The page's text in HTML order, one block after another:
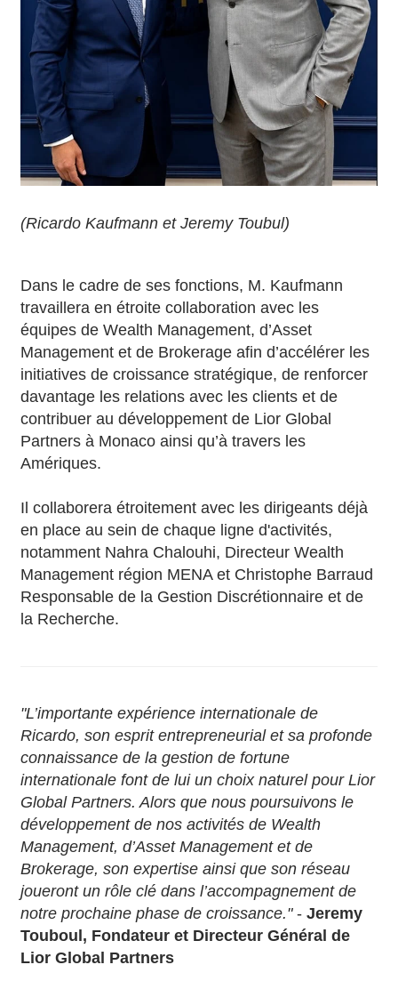
(Ricardo Kaufmann et Jeremy Toubul)
Dans le cadre de ses fonctions, M. Kaufmann
travaillera en étroite collaboration avec les
équipes de Wealth Management, d’Asset
Management et de Brokerage afin d’accélérer les
initiatives de croissance stratégique, de renforcer
davantage les relations avec les clients et de
contribuer au développement de Lior Global
Partners à Monaco ainsi qu’à travers les
Amériques.
Il collaborera étroitement avec les dirigeants déjà
en place au sein de chaque ligne d'activités,
notamment Nahra Chalouhi, Directeur Wealth
Management région MENA et Christophe Barraud
Responsable de la Gestion Discrétionnaire et de
la Recherche.
"L’importante expérience internationale de
Ricardo, son esprit entrepreneurial et sa profonde
connaissance de la gestion de fortune
internationale font de lui un choix naturel pour Lior
Global Partners. Alors que nous poursuivons le
développement de nos activités de Wealth
Management, d’Asset Management et de
Brokerage, son expertise ainsi que son réseau
joueront un rôle clé dans l’accompagnement de
notre prochaine phase de croissance."-Jeremy
Touboul, Fondateur et Directeur Général de
Lior Global Partners